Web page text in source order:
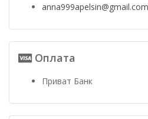
anna999apelsin@gmail.com
Оплата
Приват Банк